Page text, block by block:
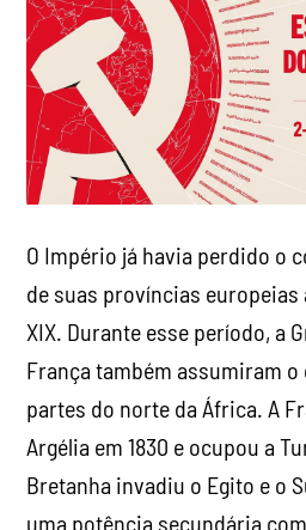
O Império já havia perdido o
de suas províncias europeias
XIX. Durante esse período, a
França também assumiram
partes do norte da África. A
Argélia em 1830 e ocupou a
Bretanha invadiu o Egito e o
uma potência secundária